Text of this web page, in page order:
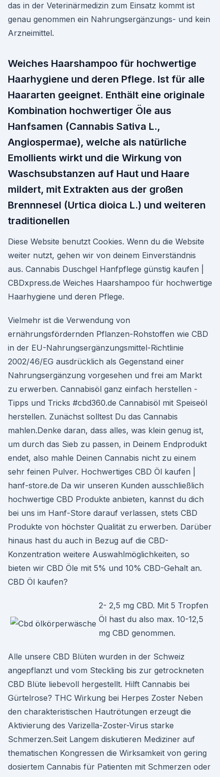
das in der Veterinärmedizin zum Einsatz kommt ist
genau genommen ein Nahrungsergänzungs- und kein
Arzneimittel.
Weiches Haarshampoo für hochwertige
Haarhygiene und deren Pflege. Ist für alle
Haararten geeignet. Enthält eine originale
Kombination hochwertiger Öle aus
Hanfsamen (Cannabis Sativa L.,
Angiospermae), welche als natürliche
Emollients wirkt und die Wirkung von
Waschsubstanzen auf Haut und Haare
mildert, mit Extrakten aus der großen
Brennnesel (Urtica dioica L.) und weiteren
traditionellen
Diese Website benutzt Cookies. Wenn du die Website
weiter nutzt, gehen wir von deinem Einverständnis
aus. Cannabis Duschgel Hanfpflege günstig kaufen |
CBDxpress.de Weiches Haarshampoo für hochwertige
Haarhygiene und deren Pflege.
Vielmehr ist die Verwendung von
ernährungsfördernden Pflanzen-Rohstoffen wie CBD
in der EU-Nahrungsergänzungsmittel-Richtlinie
2002/46/EG ausdrücklich als Gegenstand einer
Nahrungsergänzung vorgesehen und frei am Markt
zu erwerben. Cannabisöl ganz einfach herstellen -
Tipps und Tricks #cbd360.de Cannabisöl mit Speiseöl
herstellen. Zunächst solltest Du das Cannabis
mahlen.Denke daran, dass alles, was klein genug ist,
um durch das Sieb zu passen, in Deinem Endprodukt
endet, also mahle Deinen Cannabis nicht zu einem
sehr feinen Pulver. Hochwertiges CBD Öl kaufen |
hanf-store.de Da wir unseren Kunden ausschließlich
hochwertige CBD Produkte anbieten, kannst du dich
bei uns im Hanf-Store darauf verlassen, stets CBD
Produkte von höchster Qualität zu erwerben. Darüber
hinaus hast du auch in Bezug auf die CBD-
Konzentration weitere Auswahlmöglichkeiten, so
bieten wir CBD Öle mit 5% und 10% CBD-Gehalt an.
CBD Öl kaufen?
2- 2,5 mg CBD. Mit 5 Tropfen
Öl hast du also max. 10-12,5
mg CBD genommen.
Alle unsere CBD Blüten wurden in der Schweiz
angepflanzt und vom Steckling bis zur getrockneten
CBD Blüte liebevoll hergestellt. Hilft Cannabis bei
Gürtelrose? THC Wirkung bei Herpes Zoster Neben
den charakteristischen Hautrötungen erzeugt die
Aktivierung des Varizella-Zoster-Virus starke
Schmerzen.Seit Langem diskutieren Mediziner auf
thematischen Kongressen die Wirksamkeit von gering
dosiertem Cannabis für Patienten mit Schmerzen oder